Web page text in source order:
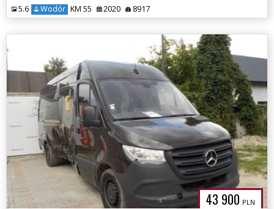
5.6 Wodór KM 55 2020 8917
43 900 PLN